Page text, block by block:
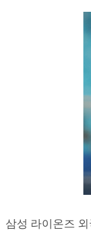
삼성 라이온즈